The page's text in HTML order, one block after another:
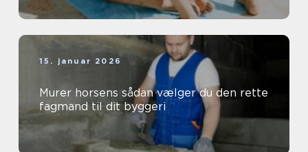
15. januar 2026
Murer horsens sådan vælger du den rette
fagmand til dit byggeri